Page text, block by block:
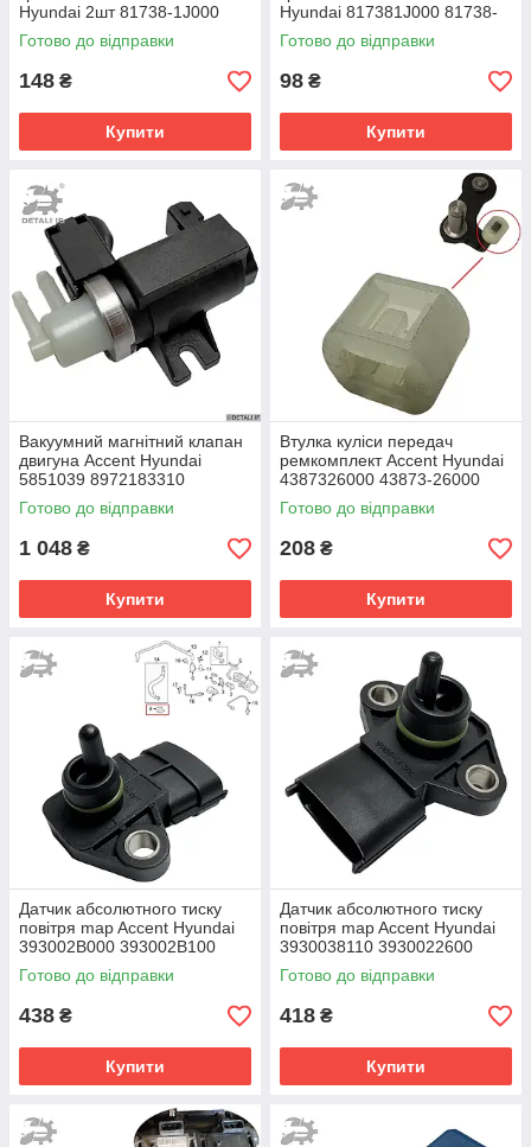
Hyundai 2шт 81738-1J000
817381J000
Готово до відправки
148 ₴
Купити
Hyundai 817381J000 81738-
1J000
Готово до відправки
98 ₴
Купити
Вакуумний магнітний клапан
двигуна Accent Hyundai
5851039 8972183310
98105656 97218331
3512027000
Готово до відправки
1 048 ₴
Купити
Втулка куліси передач
ремкомплект Accent Hyundai
4387326000 43873-26000
Готово до відправки
208 ₴
Купити
Датчик абсолютного тиску
повітря map Accent Hyundai
393002B000 393002B100
39300-2E600
Готово до відправки
438 ₴
Купити
Датчик абсолютного тиску
повітря map Accent Hyundai
3930038110 3930022600
3930038120
Готово до відправки
418 ₴
Купити